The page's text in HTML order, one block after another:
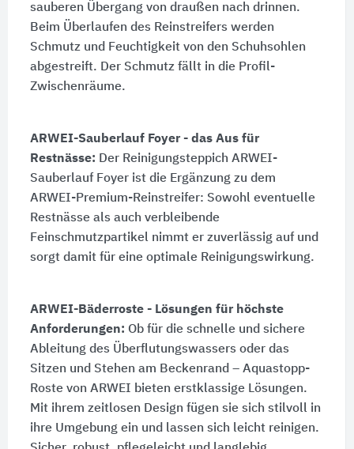
sauberen Übergang von draußen nach drinnen.
Beim Überlaufen des Reinstreifers werden
Schmutz und Feuchtigkeit von den Schuhsohlen
abgestreift. Der Schmutz fällt in die Profil-
Zwischenräume.
ARWEI-Sauberlauf Foyer - das Aus für
Restnässe: Der Reinigungsteppich ARWEI-
Sauberlauf Foyer ist die Ergänzung zu dem
ARWEI-Premium-Reinstreifer: Sowohl eventuelle
Restnässe als auch verbleibende
Feinschmutzpartikel nimmt er zuverlässig auf und
sorgt damit für eine optimale Reinigungswirkung.
ARWEI-Bäderroste - Lösungen für höchste
Anforderungen: Ob für die schnelle und sichere
Ableitung des Überflutungswassers oder das
Sitzen und Stehen am Beckenrand – Aquastopp-
Roste von ARWEI bieten erstklassige Lösungen.
Mit ihrem zeitlosen Design fügen sie sich stilvoll in
ihre Umgebung ein und lassen sich leicht reinigen.